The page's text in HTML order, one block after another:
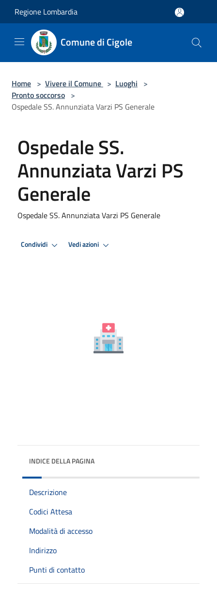
Regione Lombardia
Comune di Cigole
Home > Vivere il Comune > Luoghi >
Pronto soccorso >
Ospedale SS. Annunziata Varzi PS Generale
Ospedale SS.
Annunziata Varzi PS
Generale
Ospedale SS. Annunziata Varzi PS Generale
Condividi Vedi azioni
INDICE DELLA PAGINA
Descrizione
Codici Attesa
Modalità di accesso
Indirizzo
Punti di contatto